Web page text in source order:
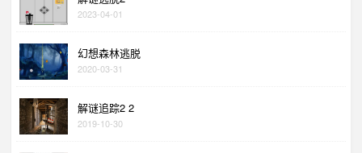
2023-04-01
幻想森林逃脱
2020-03-31
解谜追踪2 2
2019-10-30